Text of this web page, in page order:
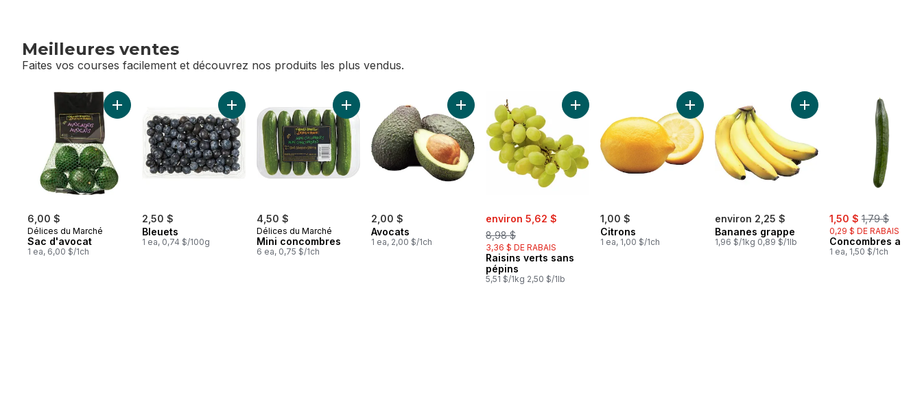
Meilleures ventes
Faites vos courses facilement et découvrez nos produits les plus vendus.
sauter Meilleures ventes
6,00 $
Délices du Marché
Sac d'avocat
1 ea, 6,00 $/1ch
Ajouter Sac d'avocat au panier
2,50 $
Bleuets
1 ea, 0,74 $/100g
Ajouter Bleuets au panier
4,50 $
Délices du Marché
Mini concombres
6 ea, 0,75 $/1ch
Ajouter Mini concombres au panier
2,00 $
Avocats
1 ea, 2,00 $/1ch
Ajouter Avocats au panier
sale:
environ 5,62 $
, formerly:
8,98 $
3,36 $ DE RABAIS
Raisins verts sans
pépins
5,51 $/1kg 2,50 $/1lb
Ajouter Raisins verts sans pépins au panier
1,00 $
Citrons
1 ea, 1,00 $/1ch
Ajouter Citrons au panier
environ 2,25 $
Bananes grappe
1,96 $/1kg 0,89 $/1lb
Ajouter Bananes grappe
sale:
1,50 $ , formerly:
1,79 $
0,29 $ DE RABAIS
Concombres
1 ea, 1,50 $/1ch